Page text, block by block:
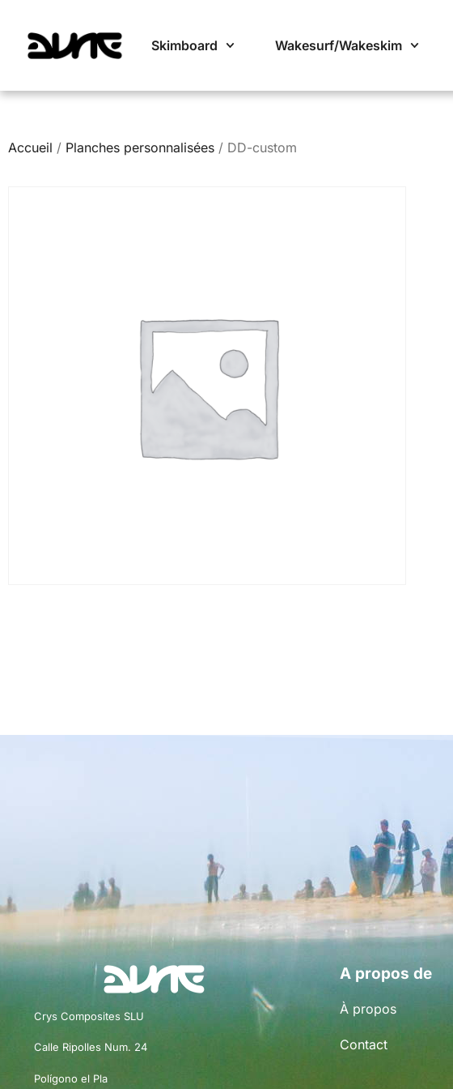
Skimboard Wakesurf/Wakeskim
Accueil / Planches personnalisées / DD-custom
Crys Composites SLU
Calle Ripolles Num. 24
Polígono el Pla
A propos de
À propos
Contact